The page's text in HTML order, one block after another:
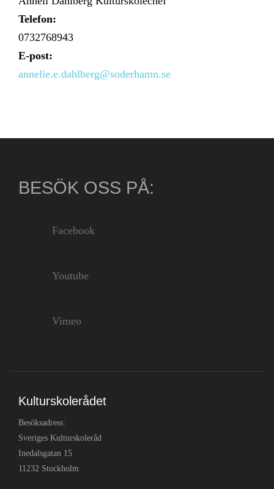
Telefon:
0732768943
E-post:
annelie.e.dahlberg@soderhamn.se
BESÖK OSS PÅ:
Facebook
Youtube
Vimeo
Kulturskolerådet
Besöksadress:
Sveriges Kulturskoleråd
Inedalsgatan 15
11232 Stockholm